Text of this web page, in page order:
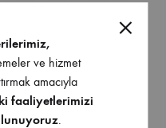
Akordiyon Menteşe 43mm
ve hizmet
amacıyla
faaliyetlerimizi
.